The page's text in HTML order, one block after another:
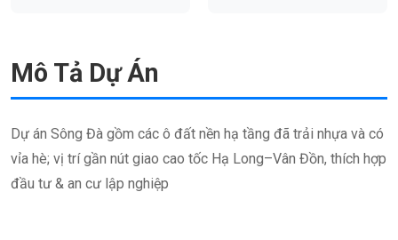
Mô Tả Dự Án
Dự án Sông Đà gồm các ô đất nền hạ tầng đã trải nhựa và có
vỉa hè; vị trí gần nút giao cao tốc Hạ Long–Vân Đồn, thích hợp
đầu tư & an cư lập nghiệp